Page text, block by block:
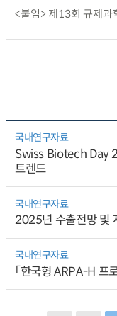
<붙임> 제13회 규제과
국내연구자료
Swiss Biotech Day
트렌드
국내연구자료
2025년 수출전망 및
국내연구자료
「한국형 ARPA-H 프